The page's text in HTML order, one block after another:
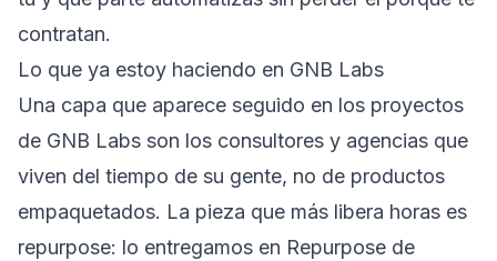
contratan.
Lo que ya estoy haciendo en GNB Labs
Una capa que aparece seguido en los proyectos
de GNB Labs son los consultores y agencias que
viven del tiempo de su gente, no de productos
empaquetados. La pieza que más libera horas es
repurpose: lo entregamos en Repurpose de